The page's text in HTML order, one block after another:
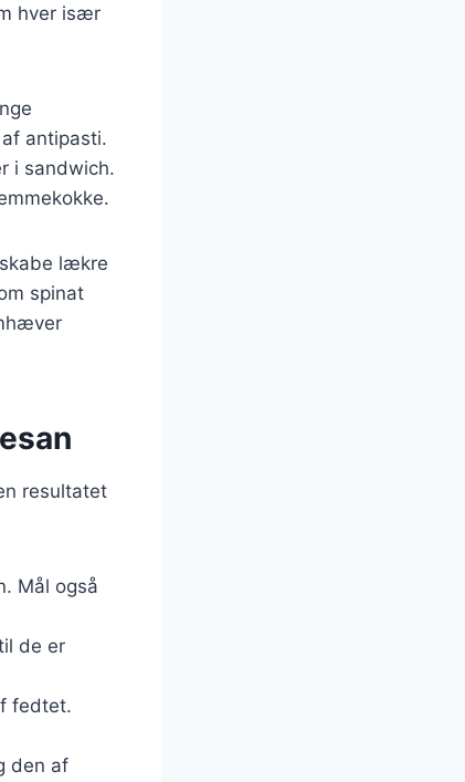
hver især
antipasti.
i sandwich.
lækre
spinat
resultatet
Mål også
de er
fedtet.
den af